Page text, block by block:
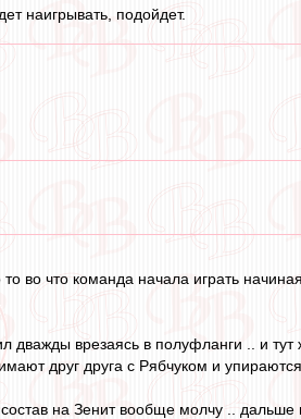
наигрывать, подойдет.
во что команда начала играть
дважды врезаясь в полуфланги .. и
друг друга с Рябчуком и
на Зенит вообще молчу .. дальше